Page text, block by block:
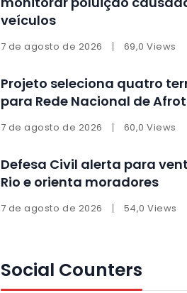
veículos
7 de agosto de 2026 69,0 Views
Projeto seleciona quatro
para Rede Nacional de
7 de agosto de 2026 60,0 Views
Defesa Civil alerta para
Rio e orienta moradores
7 de agosto de 2026 54,0 Views
Social Counters